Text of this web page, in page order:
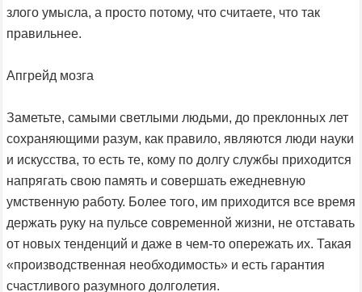
злого умысла, а просто потому, что считаете, что так
правильнее.
Апгрейд мозга
Заметьте, самыми светлыми людьми, до преклонных лет
сохраняющими разум, как правило, являются люди науки
и искусства, то есть те, кому по долгу службы приходится
напрягать свою память и совершать ежедневную
умственную работу. Более того, им приходится все время
держать руку на пульсе современной жизни, не отставать
от новых тенденций и даже в чем-то опережать их. Такая
«производственная необходимость» и есть гарантия
счастливого разумного долголетия.